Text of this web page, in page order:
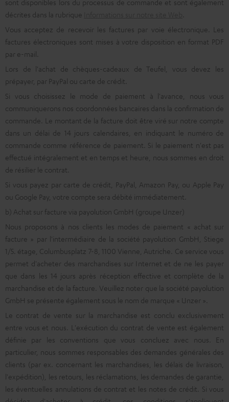
sont disponibles lors du processus de commande et sont également
décrites dans la rubrique
Vous acceptez de recevoir les factures par voie électronique. Les
factures électroniques sont mises à votre disposition en format PDF
par e-mail.
Lors de l'achat de chèques-cadeaux de Teufel, vous devez les
prépayer, par PayPal ou carte de crédit.
Si vous choisissez le mode de paiement à l'avance, nous vous
communiquerons nos coordonnées bancaires dans la confirmation de
commande. Le montant de la facture doit être viré sur notre compte
dans un délai de 14 jours calendaires, en indiquant le numéro de
commande comme référence de paiement. Si le paiement n'est pas
effectué intégralement et en temps et heure, nous sommes en droit
de résilier le contrat.
Si vous payez par carte de crédit, PayPal, Amazon Pay, ou Apple Pay
ou Google Pay, votre compte sera débité immédiatement.
b) Achat sur facture via payolution GmbH (groupe Unzer)
Nous proposons à nos clients les modes de paiement « achat sur
facture » par l'intermédiaire de la société payolution GmbH, Stiege
1/5. étage, Columbusplatz 7-8, 1100 Vienne, Autriche. Ce service vous
permet d'acheter des marchandises sur Internet et de ne les payer
que dans les 14 jours après réception effective et complète de la
marchandise et de la facture. Veuillez noter que la société payolution
GmbH se présente également sous le nom de marque « Unzer ».
Le contrat de vente sur la marchandise est conclu exclusivement
entre vous et nous. L'exécution du contrat de vente est également
définie par les conventions que vous concluez avec nous. En
particulier, nous sommes responsables des demandes générales des
clients (par ex. concernant les marchandises, les délais de livraison,
l'expédition), les retours, les réclamations, les demandes de garantie,
les éventuelles annulations de contrat et les notes de crédit. Si vous